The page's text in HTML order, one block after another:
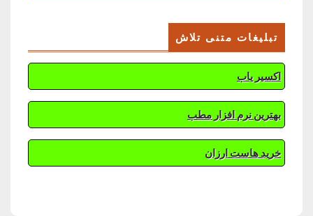
تبلیغات متنی تلاش
اکسیر یاب
بهترین نرم افزار مطب
خرید هاست ارزان